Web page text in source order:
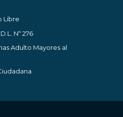
Libre
Nº 276
Adulto Mayores al